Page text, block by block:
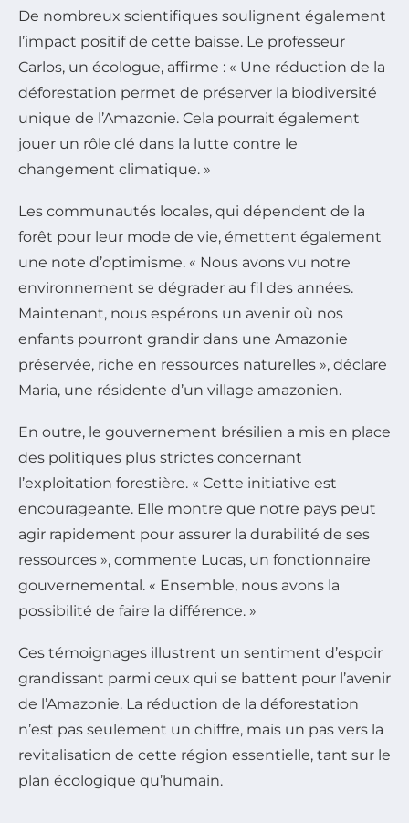
De nombreux scientifiques soulignent également
l’impact positif de cette baisse. Le professeur
Carlos, un écologue, affirme : « Une réduction de la
déforestation permet de préserver la biodiversité
unique de l’Amazonie. Cela pourrait également
jouer un rôle clé dans la lutte contre le
changement climatique. »
Les communautés locales, qui dépendent de la
forêt pour leur mode de vie, émettent également
une note d’optimisme. « Nous avons vu notre
environnement se dégrader au fil des années.
Maintenant, nous espérons un avenir où nos
enfants pourront grandir dans une Amazonie
préservée, riche en ressources naturelles », déclare
Maria, une résidente d’un village amazonien.
En outre, le gouvernement brésilien a mis en place
des politiques plus strictes concernant
l’exploitation forestière. « Cette initiative est
encourageante. Elle montre que notre pays peut
agir rapidement pour assurer la durabilité de ses
ressources », commente Lucas, un fonctionnaire
gouvernemental. « Ensemble, nous avons la
possibilité de faire la différence. »
Ces témoignages illustrent un sentiment d’espoir
grandissant parmi ceux qui se battent pour l’avenir
de l’Amazonie. La réduction de la déforestation
n’est pas seulement un chiffre, mais un pas vers la
revitalisation de cette région essentielle, tant sur le
plan écologique qu’humain.